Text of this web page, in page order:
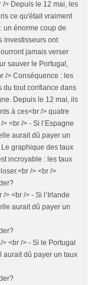
/> Depuis le 12 mai, les
ce qu'était vraiment
un énorme coup de
investisseurs ont
jamais verser
sauver le Portugal,
/> Conséquence : les
du tout confiance dans
Depuis le 12 mai, ils
à ces<br /> quatre
<br /> - Si l’Espagne
aurait dû payer un
Le graphique des taux
incroyable : les taux
/> <br />
> <br /> - Si l’Irlande
aurait dû payer un
<br /> - Si le Portugal
aurait dû payer un taux